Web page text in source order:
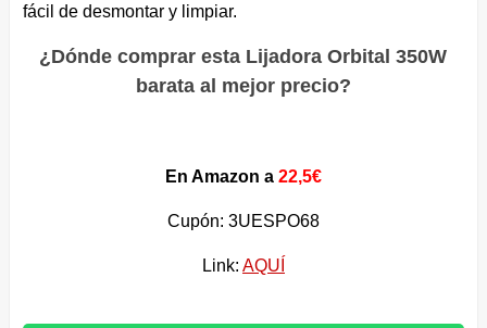
fácil de desmontar y limpiar.
¿Dónde comprar esta Lijadora Orbital 350W
barata al mejor precio?
En Amazon a 22,5€
Cupón: 3UESPO68
Link: AQUÍ